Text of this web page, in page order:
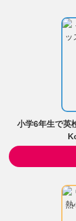
小学6年生で英